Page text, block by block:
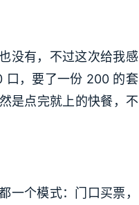
没有，不过这次给我感
口，要了一份 200 的套
是点完就上的快餐，不
一个模式：门口买票，